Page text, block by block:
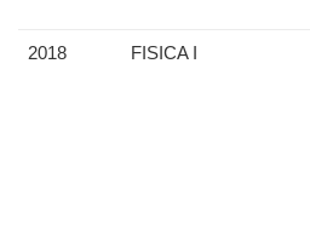
2018 FISICA I